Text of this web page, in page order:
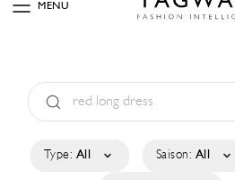
MENU
Type: All Saison: All